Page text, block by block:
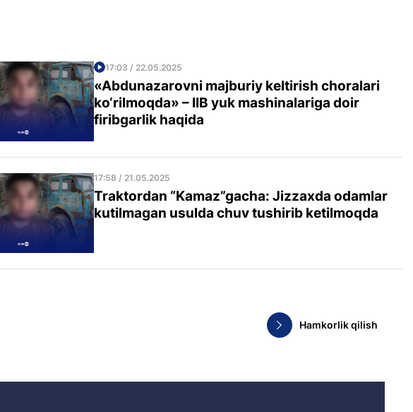
17:03 / 22.05.2025
«Abdunazarovni majburiy keltirish choralari
ko‘rilmoqda» – IIB yuk mashinalariga doir
firibgarlik haqida
17:58 / 21.05.2025
Traktordan “Kamaz”gacha: Jizzaxda odamlar
kutilmagan usulda chuv tushirib ketilmoqda
Hamkorlik qilish